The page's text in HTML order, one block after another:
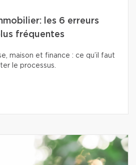
les 6 erreurs
fréquentes
maison et finance : ce qu’il faut
le processus.